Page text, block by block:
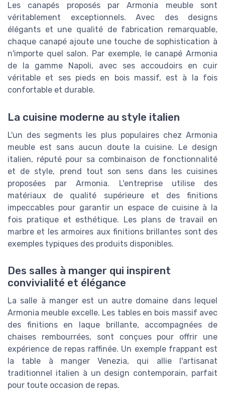
Les canapés proposés par Armonia meuble sont
véritablement exceptionnels. Avec des designs
élégants et une qualité de fabrication remarquable,
chaque canapé ajoute une touche de sophistication à
n'importe quel salon. Par exemple, le canapé Armonia
de la gamme Napoli, avec ses accoudoirs en cuir
véritable et ses pieds en bois massif, est à la fois
confortable et durable.
La cuisine moderne au style italien
L'un des segments les plus populaires chez Armonia
meuble est sans aucun doute la cuisine. Le design
italien, réputé pour sa combinaison de fonctionnalité
et de style, prend tout son sens dans les cuisines
proposées par Armonia. L'entreprise utilise des
matériaux de qualité supérieure et des finitions
impeccables pour garantir un espace de cuisine à la
fois pratique et esthétique. Les plans de travail en
marbre et les armoires aux finitions brillantes sont des
exemples typiques des produits disponibles.
Des salles à manger qui inspirent
convivialité et élégance
La salle à manger est un autre domaine dans lequel
Armonia meuble excelle. Les tables en bois massif avec
des finitions en laque brillante, accompagnées de
chaises rembourrées, sont conçues pour offrir une
expérience de repas raffinée. Un exemple frappant est
la table à manger Venezia, qui allie l'artisanat
traditionnel italien à un design contemporain, parfait
pour toute occasion de repas.